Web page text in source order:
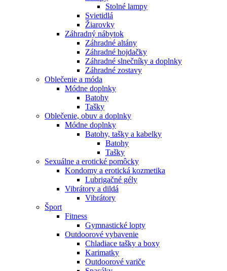
Stolné lampy
Svietidlá
Žiarovky
Záhradný nábytok
Záhradné altány
Záhradné hojdačky
Záhradné slnečníky a doplnky
Záhradné zostavy
Oblečenie a móda
Módne doplnky
Batohy
Tašky
Oblečenie, obuv a doplnky
Módne doplnky
Batohy, tašky a kabelky
Batohy
Tašky
Sexuálne a erotické pomôcky
Kondomy a erotická kozmetika
Lubrigačné gély
Vibrátory a dildá
Vibrátory
Šport
Fitness
Gymnastické lopty
Outdoorové vybavenie
Chladiace tašky a boxy
Karimatky
Outdoorové variče